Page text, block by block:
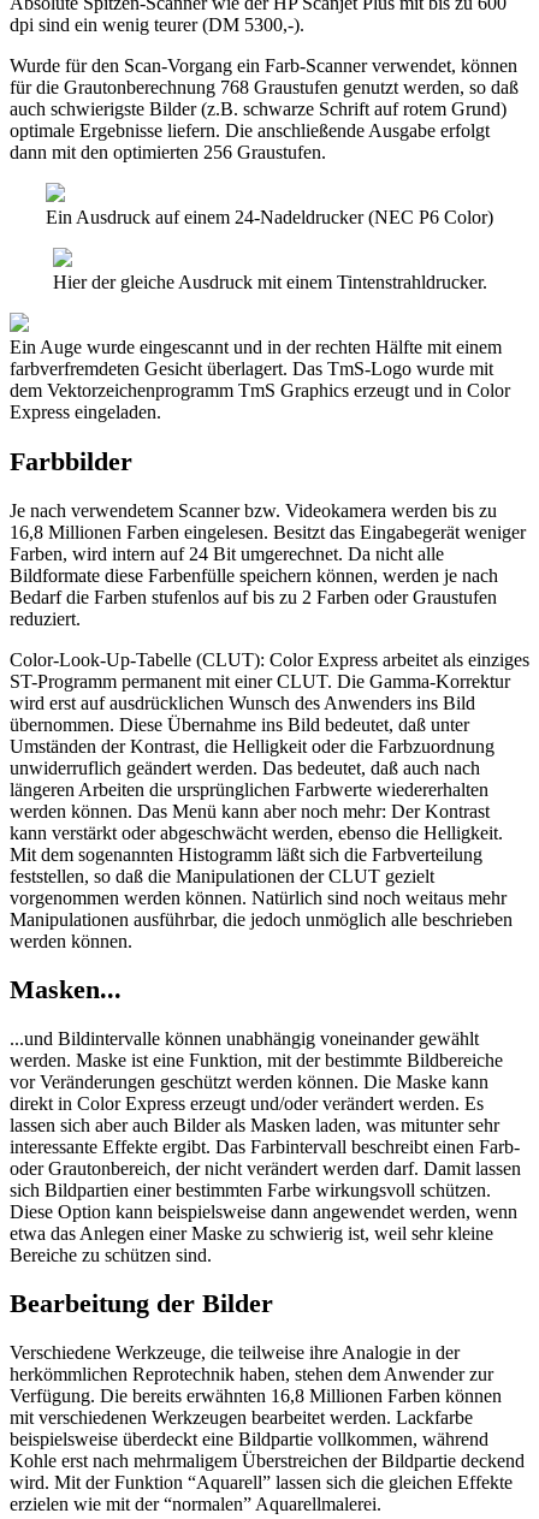
dpi sind ein wenig teurer (DM 5300,-).
Wurde für den Scan-Vorgang ein Farb-Scanner verwendet, können
für die Grautonberechnung 768 Graustufen genutzt werden, so daß
auch schwierigste Bilder (z.B. schwarze Schrift auf rotem Grund)
optimale Ergebnisse liefern. Die anschließende Ausgabe erfolgt
dann mit den optimierten 256 Graustufen.
Ein Ausdruck auf einem 24-Nadeldrucker (NEC P6 Color)
Hier der gleiche Ausdruck mit einem Tintenstrahldrucker.
Ein Auge wurde eingescannt und in der rechten Hälfte mit einem
farbverfremdeten Gesicht überlagert. Das TmS-Logo wurde mit
dem Vektorzeichenprogramm TmS Graphics erzeugt und in Color
Express eingeladen.
Farbbilder
Je nach verwendetem Scanner bzw. Videokamera werden bis zu
16,8 Millionen Farben eingelesen. Besitzt das Eingabegerät weniger
Farben, wird intern auf 24 Bit umgerechnet. Da nicht alle
Bildformate diese Farbenfülle speichern können, werden je nach
Bedarf die Farben stufenlos auf bis zu 2 Farben oder Graustufen
reduziert.
Color-Look-Up-Tabelle (CLUT): Color Express arbeitet als einziges
ST-Programm permanent mit einer CLUT. Die Gamma-Korrektur
wird erst auf ausdrücklichen Wunsch des Anwenders ins Bild
übernommen. Diese Übernahme ins Bild bedeutet, daß unter
Umständen der Kontrast, die Helligkeit oder die Farbzuordnung
unwiderruflich geändert werden. Das bedeutet, daß auch nach
längeren Arbeiten die ursprünglichen Farbwerte wiedererhalten
werden können. Das Menü kann aber noch mehr: Der Kontrast
kann verstärkt oder abgeschwächt werden, ebenso die Helligkeit.
Mit dem sogenannten Histogramm läßt sich die Farbverteilung
feststellen, so daß die Manipulationen der CLUT gezielt
vorgenommen werden können. Natürlich sind noch weitaus mehr
Manipulationen ausführbar, die jedoch unmöglich alle beschrieben
werden können.
Masken...
...und Bildintervalle können unabhängig voneinander gewählt
werden. Maske ist eine Funktion, mit der bestimmte Bildbereiche
vor Veränderungen geschützt werden können. Die Maske kann
direkt in Color Express erzeugt und/oder verändert werden. Es
lassen sich aber auch Bilder als Masken laden, was mitunter sehr
interessante Effekte ergibt. Das Farbintervall beschreibt einen Farb-
oder Grautonbereich, der nicht verändert werden darf. Damit lassen
sich Bildpartien einer bestimmten Farbe wirkungsvoll schützen.
Diese Option kann beispielsweise dann angewendet werden, wenn
etwa das Anlegen einer Maske zu schwierig ist, weil sehr kleine
Bereiche zu schützen sind.
Bearbeitung der Bilder
Verschiedene Werkzeuge, die teilweise ihre Analogie in der
herkömmlichen Reprotechnik haben, stehen dem Anwender zur
Verfügung. Die bereits erwähnten 16,8 Millionen Farben können
mit verschiedenen Werkzeugen bearbeitet werden. Lackfarbe
beispielsweise überdeckt eine Bildpartie vollkommen, während
Kohle erst nach mehrmaligem Überstreichen der Bildpartie deckend
wird. Mit der Funktion “Aquarell” lassen sich die gleichen Effekte
erzielen wie mit der “normalen” Aquarellmalerei.